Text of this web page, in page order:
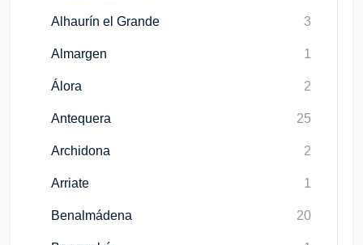
Alhaurín el Grande 3
Almargen 1
Álora 2
Antequera 25
Archidona 2
Arriate 1
Benalmádena 20